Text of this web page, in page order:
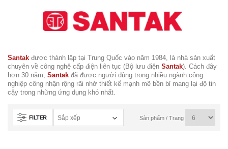
Santak được thành lập tại Trung Quốc vào năm 1984, là nhà sản xuất
chuyên về công nghệ cấp điện liên tục (Bộ lưu điện Santak). Cách đây
hơn 30 năm, Santak đã được người dùng trong nhiều ngành công
nghiệp công nhận rộng rãi nhờ thiết kế mạnh mẽ bền bỉ mang lại độ tin
cậy trong những ứng dụng khó nhất.
FILTER Sản phẩm / Trang